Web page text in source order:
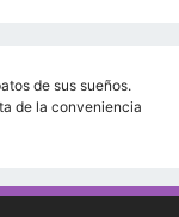
de sus sueños.
de la conveniencia